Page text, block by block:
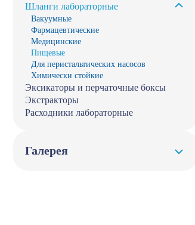
Шланги лабораторные
Вакуумные
Фармацевтические
Медицинские
Пищевые
Для перистальтических насосов
Химически стойкие
Эксикаторы и перчаточные боксы
Экстракторы
Расходники лабораторные
Галерея